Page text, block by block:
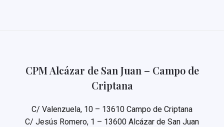
CPM Alcázar de San Juan – Campo de
Criptana
C/ Valenzuela, 10 – 13610 Campo de Criptana
C/ Jesús Romero, 1 – 13600 Alcázar de San Juan